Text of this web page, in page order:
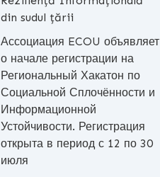
din sudul țării
Ассоциация ECOU объявляет
о начале регистрации на
Региональный Хакатон по
Социальной Сплочённости и
Информационной
Устойчивости. Регистрация
открыта в период с 12 по 30
июля